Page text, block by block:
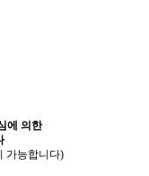
에 의한
가능합니다)